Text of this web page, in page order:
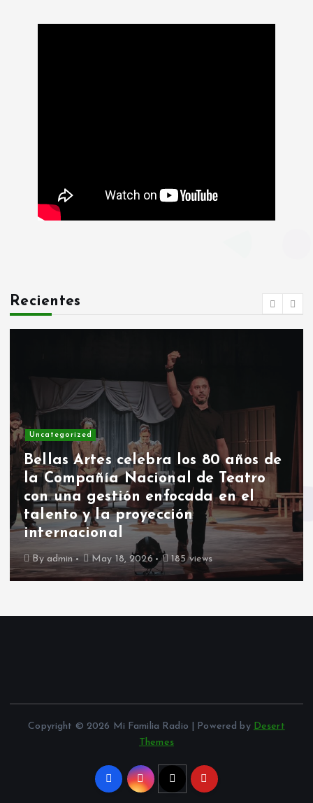
Recientes
Uncategorized
Bellas Artes celebra los 80 años de
la Compañía Nacional de Teatro
con una gestión enfocada en el
talento y la proyección
internacional
By admin May 18, 2026 185 views
Copyright © 2026 Mi Familia Radio | Powered by Desert
Themes